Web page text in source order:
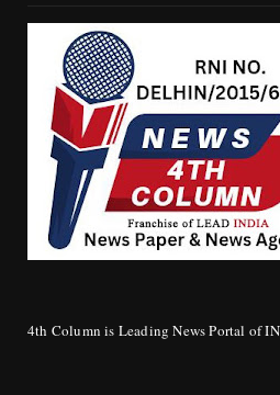
4th Column is Leading News Portal of